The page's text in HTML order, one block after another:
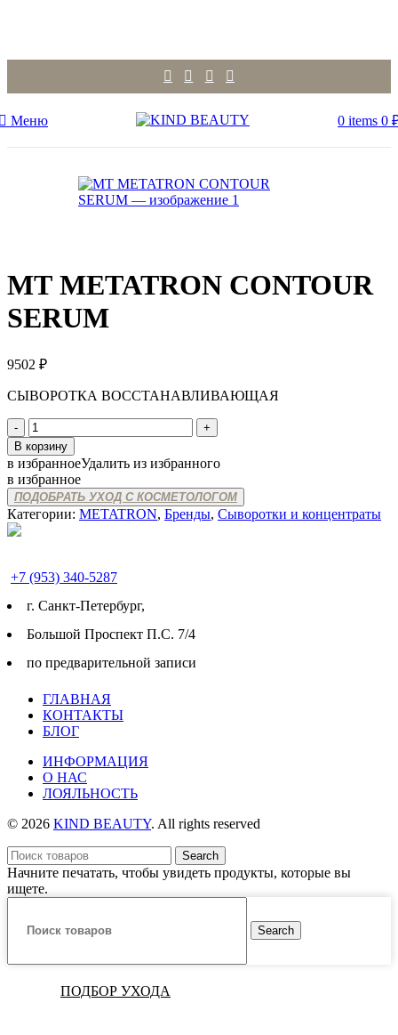
Меню 0 items 0
МТ METATRON CONTOUR
SERUM
9502 ₽
СЫВОРОТКА ВОССТАНАВЛИВАЮЩАЯ
Количество
товара
МТ
METATRON
CONTOUR
SERUM
В корзину
в избранноеУдалить из избранного
в избранное
ПОДОБРАТЬ УХОД С КОСМЕТОЛОГОМ
Категории: METATRON, Бренды, Сыворотки и концентраты
+7 (953) 340-5287
г. Cанкт-Петербург,
Большой Проспект П.С. 7/4
по предварительной записи
ГЛАВНАЯ
КОНТАКТЫ
БЛОГ
ИНФОРМАЦИЯ
О НАС
ЛОЯЛЬНОСТЬ
© 2026 KIND BEAUTY. All rights reserved
Search
Начните печатать, чтобы увидеть продукты, которые вы
ищете.
Search
ПОДБОР УХОДА